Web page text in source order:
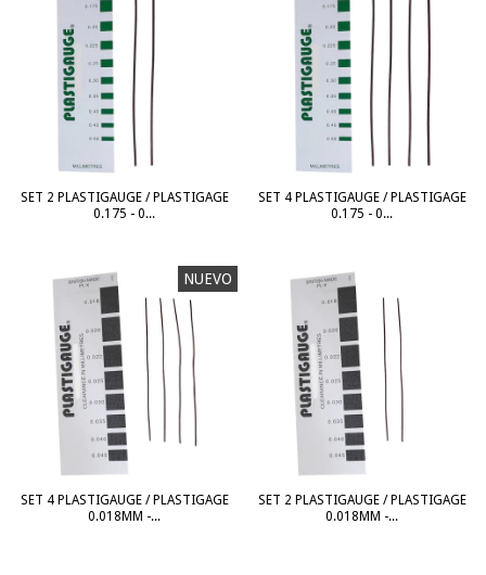
SET 2 PLASTIGAUGE / PLASTIGAGE
0.175 - 0...
SET 4 PLASTIGAUGE / PLASTIGAGE
0.175 - 0...
NUEVO
SET 4 PLASTIGAUGE / PLASTIGAGE
0.018MM -...
SET 2 PLASTIGAUGE / PLASTIGAGE
0.018MM -...